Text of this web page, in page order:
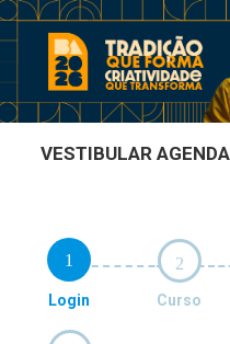
VESTIBULAR
1
Login
2
Curso